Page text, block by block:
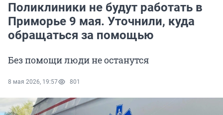
Поликлиники не будут работать в
Приморье 9 мая. Уточнили, куда
обращаться за помощью
Без помощи люди не останутся
8 мая 2026, 19:57 801